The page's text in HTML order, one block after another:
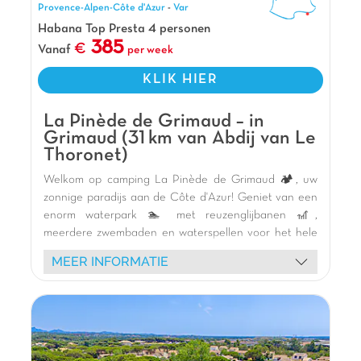
Provence-Alpen-Côte d'Azur - Var
Habana Top Presta 4 personen
Vanaf
385 per week
KLIK HIER
La Pinède de Grimaud – in
Grimaud (31 km van Abdij van Le
Thoronet)
Welkom op camping La Pinède de Grimaud 🏕️, uw
zonnige paradijs aan de Côte d'Azur! Geniet van een
enorm waterpark 🏊 met reuzenglijbanen 🎢,
meerdere zwembaden en waterspellen voor het hele
gezin. Onze comfortabele stacaravans 🏡 met
overdekt terras wachten op u. Kinderen zullen dol zijn
animatie met onze mascottes. Van schuimparty's tot
multisportterrein en de buitenfitness. Verken de
omgeving: het charmante Port Grimaud, het
MEER INFORMATIE